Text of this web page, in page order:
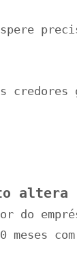
credores
altera
do
meses